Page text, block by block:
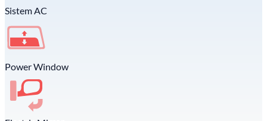
Sistem AC
Power Window